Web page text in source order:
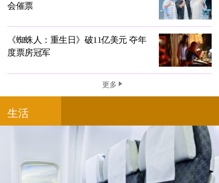
会催票
《蜘蛛人：重生日》破11亿美元 夺年
度票房冠军
更多
生活